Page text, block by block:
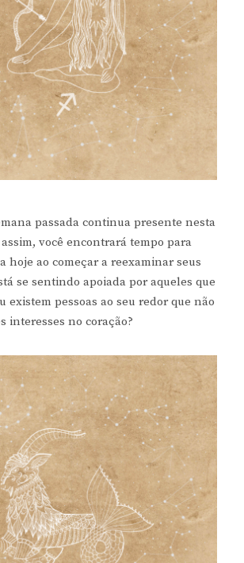
passada continua presente nesta
você encontrará tempo para
hoje ao começar a reexaminar seus
se sentindo apoiada por aqueles que
existem pessoas ao seu redor que não
interesses no coração?